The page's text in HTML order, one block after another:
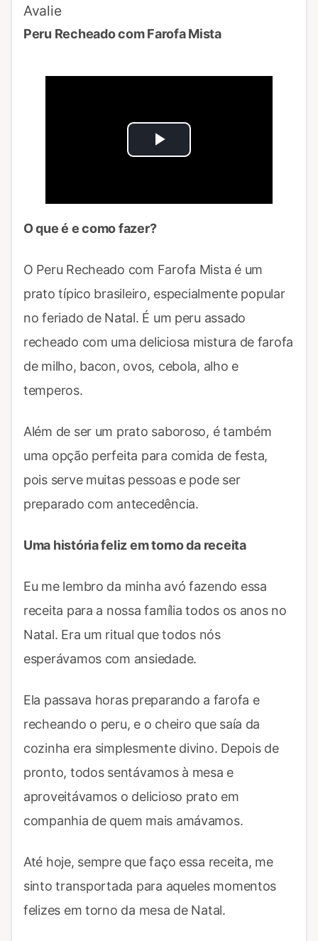
Avalie
Peru Recheado com Farofa Mista
Play
O que é e como fazer?
O Peru Recheado com Farofa Mista é um
prato típico brasileiro, especialmente popular
no feriado de Natal. É um peru assado
recheado com uma deliciosa mistura de farofa
de milho, bacon, ovos, cebola, alho e
temperos.
Além de ser um prato saboroso, é também
uma opção perfeita para comida de festa,
pois serve muitas pessoas e pode ser
preparado com antecedência.
Uma história feliz em torno da receita
Eu me lembro da minha avó fazendo essa
receita para a nossa família todos os anos no
Natal. Era um ritual que todos nós
esperávamos com ansiedade.
Ela passava horas preparando a farofa e
recheando o peru, e o cheiro que saía da
cozinha era simplesmente divino. Depois de
pronto, todos sentávamos à mesa e
aproveitávamos o delicioso prato em
companhia de quem mais amávamos.
Até hoje, sempre que faço essa receita, me
sinto transportada para aqueles momentos
felizes em torno da mesa de Natal.